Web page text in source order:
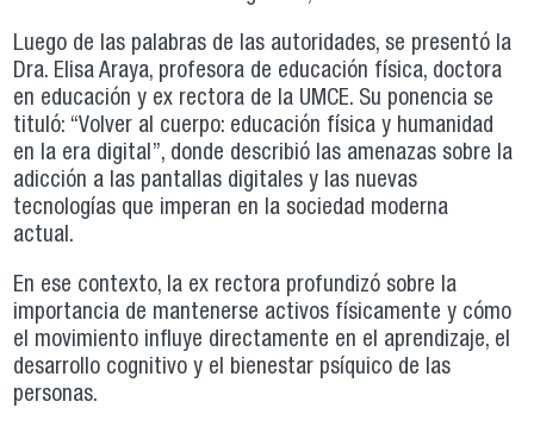
Luego de las palabras de las autoridades, se presentó la
Dra. Elisa Araya, profesora de educación física, doctora
en educación y ex rectora de la UMCE. Su ponencia se
tituló: “Volver al cuerpo: educación física y humanidad
en la era digital”, donde describió las amenazas sobre la
adicción a las pantallas digitales y las nuevas
tecnologías que imperan en la sociedad moderna
actual.
En ese contexto, la ex rectora profundizó sobre la
importancia de mantenerse activos físicamente y cómo
el movimiento influye directamente en el aprendizaje, el
desarrollo cognitivo y el bienestar psíquico de las
personas.